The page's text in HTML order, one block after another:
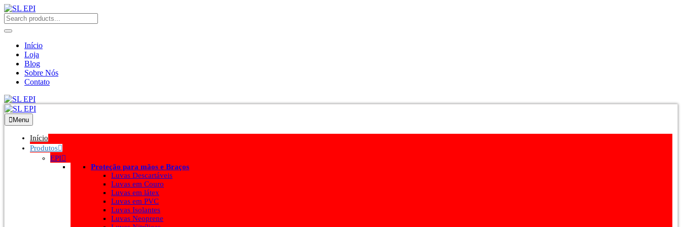
Início
Loja
Blog
Sobre Nós
Contato
Menu
Início
Produtos
EPI
Proteção para mãos e Braços
Luvas Descartáveis
Luvas em Couro
Luvas em látex
Luvas em PVC
Luvas Isolantes
Luvas Neoprene